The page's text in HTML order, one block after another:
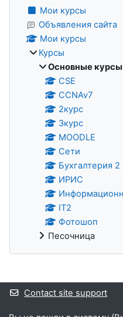
Мои курсы
Объявления сайта
Мои курсы
Курсы
Основные курсы
CSE
CCNAv7
2курс
3курс
MOODLE
Сети
Бухгалтерия 2
ИРИС
IT2
Фотошоп
Песочница
Supplementary
Contact site support